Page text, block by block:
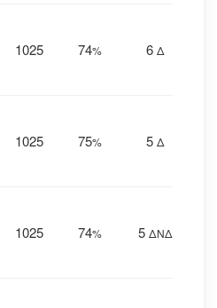
1025 74% 6 Δ
1025 75% 5 Δ
1025 74% 5 ΔΝΔ